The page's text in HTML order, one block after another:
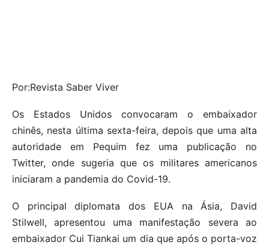
Por:Revista Saber Viver
Os Estados Unidos convocaram o embaixador
chinês, nesta última sexta-feira, depois que uma alta
autoridade em Pequim fez uma publicação no
Twitter, onde sugeria que os militares americanos
iniciaram a pandemia do Covid-19.
O principal diplomata dos EUA na Ásia, David
Stilwell, apresentou uma manifestação severa ao
embaixador Cui Tiankai um dia que após o porta-voz